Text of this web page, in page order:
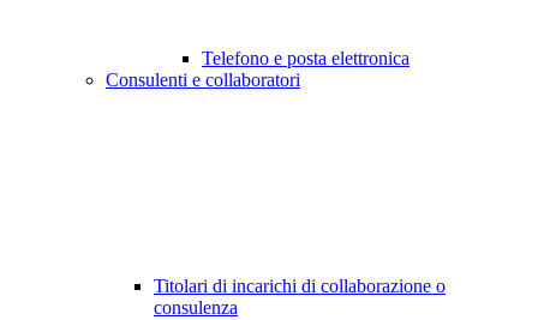
Telefono e posta elettronica
Consulenti e collaboratori
Titolari di incarichi di collaborazione o
consulenza